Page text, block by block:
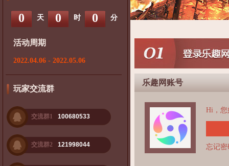
0 天 0 时 0 分
活动周期
2022.04.06 - 2022.05.06
玩家交流群
交流群1 100680533
交流群2 121998044
乐趣网账号
Hi，您
忘记密